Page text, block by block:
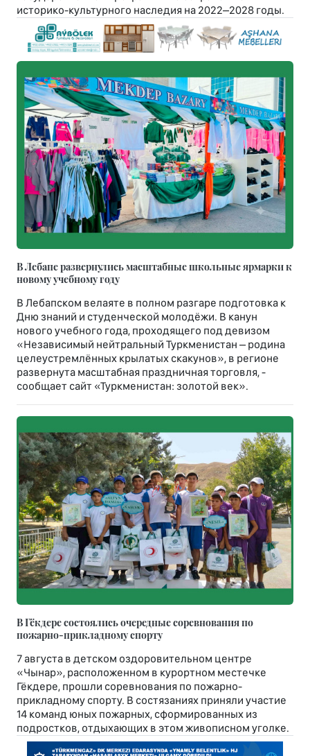
историко-культурного наследия на 2022–2028 годы.
В Лебапе развернулись масштабные школьные ярмарки к
новому учебному году
В Лебапском велаяте в полном разгаре подготовка к
Дню знаний и студенческой молодёжи. В канун
нового учебного года, проходящего под девизом
«Независимый нейтральный Туркменистан – родина
целеустремлённых крылатых скакунов», в регионе
развернута масштабная праздничная торговля, -
сообщает сайт «Туркменистан: золотой век».
В Гёкдере состоялись очередные соревнования по
пожарно-прикладному спорту
7 августа в детском оздоровительном центре
«Чынар», расположенном в курортном местечке
Гёкдере, прошли соревнования по пожарно-
прикладному спорту. В состязаниях приняли участие
14 команд юных пожарных, сформированных из
подростков, отдыхающих в этом живописном уголке.